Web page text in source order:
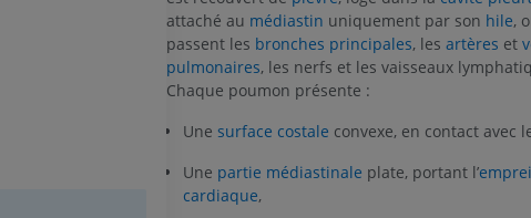
attaché au médiastin uniquement par son hile,
passent les bronches principales, les artères et
pulmonaires, les nerfs et les vaisseaux
Chaque poumon présente :
Une surface costale convexe, en contact avec
Une partie médiastinale plate, portant l’
cardiaque,